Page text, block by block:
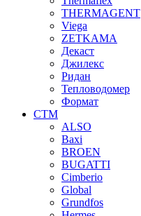
THERMAGENT
Viega
ZETKAMA
Декаст
Джилекс
Ридан
Тепловодомер
Формат
СТМ
ALSO
Baxi
BROEN
BUGATTI
Cimberio
Global
Grundfos